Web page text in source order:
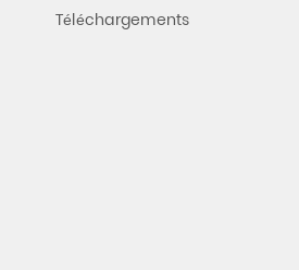
Téléchargements